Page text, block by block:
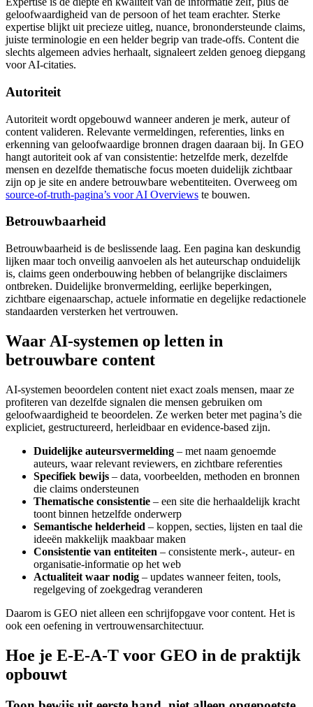
geloofwaardigheid van de persoon of het team erachter. Sterke
expertise blijkt uit precieze uitleg, nuance, bronondersteunde claims,
juiste terminologie en een helder begrip van trade-offs. Content die
slechts algemeen advies herhaalt, signaleert zelden genoeg diepgang
voor AI-citaties.
Autoriteit
Autoriteit wordt opgebouwd wanneer anderen je merk, auteur of
content valideren. Relevante vermeldingen, referenties, links en
erkenning van geloofwaardige bronnen dragen daaraan bij. In GEO
hangt autoriteit ook af van consistentie: hetzelfde merk, dezelfde
mensen en dezelfde thematische focus moeten duidelijk zichtbaar
zijn op je site en andere betrouwbare webentiteiten. Overweeg om
source-of-truth-pagina’s voor AI Overviews te bouwen.
Betrouwbaarheid
Betrouwbaarheid is de beslissende laag. Een pagina kan deskundig
lijken maar toch onveilig aanvoelen als het auteurschap onduidelijk
is, claims geen onderbouwing hebben of belangrijke disclaimers
ontbreken. Duidelijke bronvermelding, eerlijke beperkingen,
zichtbare eigenaarschap, actuele informatie en degelijke redactionele
standaarden versterken het vertrouwen.
Waar AI-systemen op letten in
betrouwbare content
AI-systemen beoordelen content niet exact zoals mensen, maar ze
profiteren van dezelfde signalen die mensen gebruiken om
geloofwaardigheid te beoordelen. Ze werken beter met pagina’s die
expliciet, gestructureerd, herleidbaar en evidence-based zijn.
Duidelijke auteursvermelding – met naam genoemde
auteurs, waar relevant reviewers, en zichtbare referenties
Specifiek bewijs – data, voorbeelden, methoden en bronnen
die claims ondersteunen
Thematische consistentie – een site die herhaaldelijk kracht
toont binnen hetzelfde onderwerp
Semantische helderheid – koppen, secties, lijsten en taal die
ideeën makkelijk maakbaar maken
Consistentie van entiteiten – consistente merk-, auteur- en
organisatie-informatie op het web
Actualiteit waar nodig – updates wanneer feiten, tools,
regelgeving of zoekgedrag veranderen
Daarom is GEO niet alleen een schrijfopgave voor content. Het is
ook een oefening in vertrouwensarchitectuur.
Hoe je E-E-A-T voor GEO in de praktijk
opbouwt